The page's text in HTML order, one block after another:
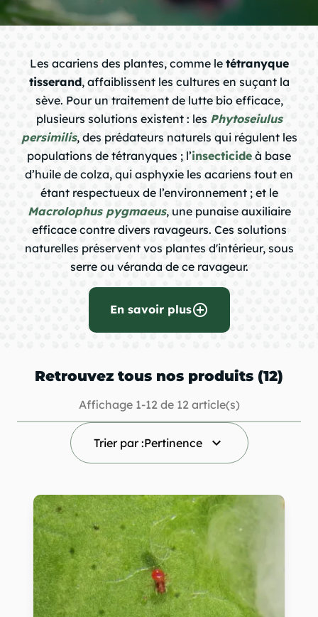
chevron_right
chevron_right
chevron_right
chevron_right
chevron_right
Les acariens des plantes, comme le tétranyque
tisserand, affaiblissent les cultures en suçant la
sève. Pour un traitement de lutte bio efficace,
plusieurs solutions existent : les Phytoseiulus
persimilis, des prédateurs naturels qui régulent les
populations de tétranyques ; l’insecticide à base
d’huile de colza, qui asphyxie les acariens tout en
étant respectueux de l’environnement ; et le
Macrolophus pygmaeus, une punaise auxiliaire
efficace contre divers ravageurs. Ces solutions
naturelles préservent vos plantes d'intérieur, sous
serre ou véranda de ce ravageur.
En savoir plusadd_circle_outline
Retrouvez tous nos produits (12)
Affichage 1-12 de 12 article(s)
Trier par :Pertinence keyboard_arrow_down